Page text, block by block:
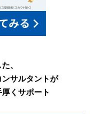
、
サルタントが
くサポート